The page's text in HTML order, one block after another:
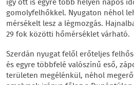
gomolyfelhőkkel. Nyugaton néhol
mérsékelt lesz a légmozgás.
29 fok közötti hőmérséklet várható.
Szerdán nyugat felől erőteljes
és egyre többfelé valószínű eső,
területen megélénkül, néhol